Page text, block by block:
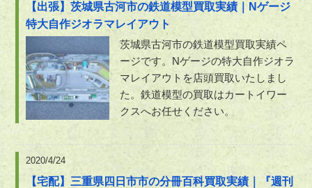
【出張】茨城県古河市の鉄道模型買取実績｜Nゲージ
特大自作ジオラマレイアウト
茨城県古河市の鉄道模型買取実績ペ
ージです。Nゲージの特大自作ジオラ
マレイアウトを店頭買取いたしまし
た。鉄道模型の買取はカートイワー
クスへお任せください。
2020/4/24
【宅配】三重県四日市市の分冊百科買取実績｜『週刊